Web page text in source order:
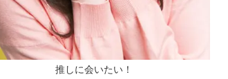
推しに会いたい！